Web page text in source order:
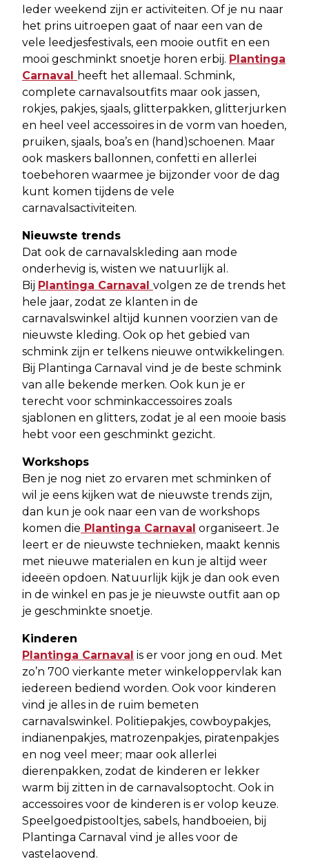
Ieder weekend zijn er activiteiten. Of je nu naar
het prins uitroepen gaat of naar een van de
vele leedjesfestivals, een mooie outfit en een
mooi geschminkt snoetje horen erbij. Plantinga
Carnaval heeft het allemaal. Schmink,
complete carnavalsoutfits maar ook jassen,
rokjes, pakjes, sjaals, glitterpakken, glitterjurken
en heel veel accessoires in de vorm van hoeden,
pruiken, sjaals, boa’s en (hand)schoenen. Maar
ook maskers ballonnen, confetti en allerlei
toebehoren waarmee je bijzonder voor de dag
kunt komen tijdens de vele
carnavalsactiviteiten.
Nieuwste trends
Dat ook de carnavalskleding aan mode
onderhevig is, wisten we natuurlijk al.
Bij Plantinga Carnaval volgen ze de trends het
hele jaar, zodat ze klanten in de
carnavalswinkel altijd kunnen voorzien van de
nieuwste kleding. Ook op het gebied van
schmink zijn er telkens nieuwe ontwikkelingen.
Bij Plantinga Carnaval vind je de beste schmink
van alle bekende merken. Ook kun je er
terecht voor schminkaccessoires zoals
sjablonen en glitters, zodat je al een mooie basis
hebt voor een geschminkt gezicht.
Workshops
Ben je nog niet zo ervaren met schminken of
wil je eens kijken wat de nieuwste trends zijn,
dan kun je ook naar een van de workshops
komen die Plantinga Carnaval organiseert. Je
leert er de nieuwste technieken, maakt kennis
met nieuwe materialen en kun je altijd weer
ideeën opdoen. Natuurlijk kijk je dan ook even
in de winkel en pas je je nieuwste outfit aan op
je geschminkte snoetje.
Kinderen
Plantinga Carnaval is er voor jong en oud. Met
zo’n 700 vierkante meter winkeloppervlak kan
iedereen bediend worden. Ook voor kinderen
vind je alles in de ruim bemeten
carnavalswinkel. Politiepakjes, cowboypakjes,
indianenpakjes, matrozenpakjes, piratenpakjes
en nog veel meer; maar ook allerlei
dierenpakken, zodat de kinderen er lekker
warm bij zitten in de carnavalsoptocht. Ook in
accessoires voor de kinderen is er volop keuze.
Speelgoedpistooltjes, sabels, handboeien, bij
Plantinga Carnaval vind je alles voor de
vastelaovend.